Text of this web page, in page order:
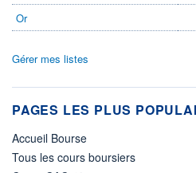
Or
Gérer mes listes
PAGES LES PLUS
Accueil Bourse
Tous les cours boursiers